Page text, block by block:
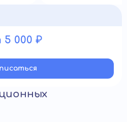
000 ₽